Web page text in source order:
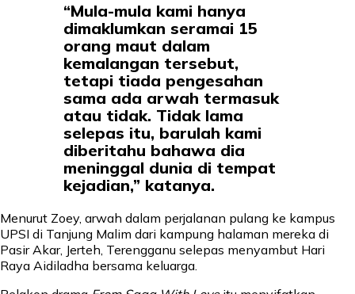
“Mula-mula kami hanya
dimaklumkan seramai 15
orang maut dalam
kemalangan tersebut,
tetapi tiada pengesahan
sama ada arwah termasuk
atau tidak. Tidak lama
selepas itu, barulah kami
diberitahu bahawa dia
meninggal dunia di tempat
kejadian,” katanya.
Menurut Zoey, arwah dalam perjalanan pulang ke kampus
UPSI di Tanjung Malim dari kampung halaman mereka di
Pasir Akar, Jerteh, Terengganu selepas menyambut Hari
Raya Aidiladha bersama keluarga.